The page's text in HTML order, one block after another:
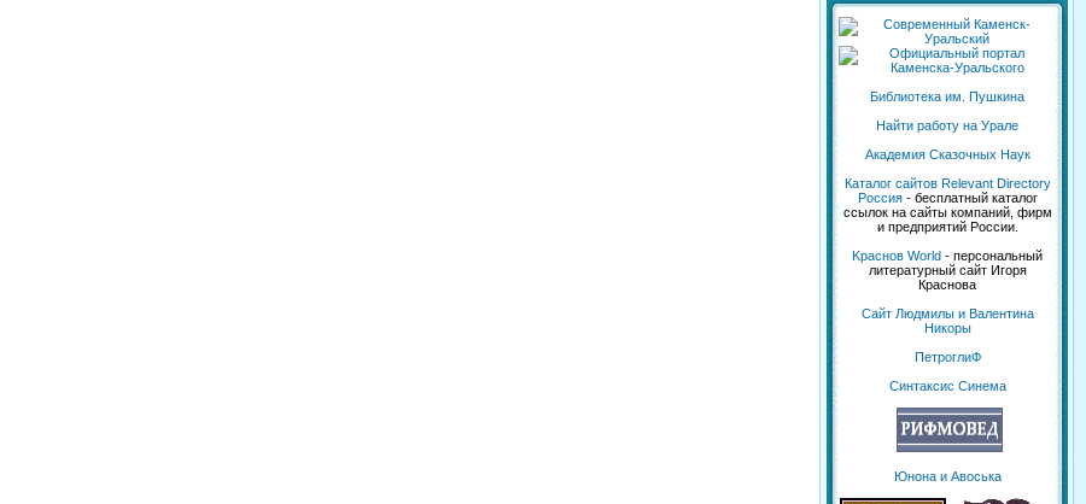
Библиотека им. Пушкина
Найти работу на Урале
Академия Сказочных Наук
Каталог сайтов Relevant Directory
Россия- бесплатный каталог
ссылок на сайты компаний, фирм
и предприятий России.
Kраснов World - персональный
литературный сайт Игоря
Краснова
Сайт Людмилы и Валентина
Никоры
ПетроглиФ
Синтаксис Синема
Юнона и Авоська